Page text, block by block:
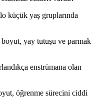
küçük yaş gruplarında
yay tutuşu ve parmak
enstrümana olan
öğrenme sürecini ciddi